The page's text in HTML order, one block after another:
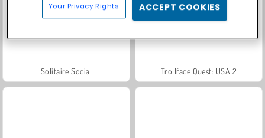
Solitaire Social Trollface Quest: USA 2
Your Privacy Rights ACCEPT COOKIES